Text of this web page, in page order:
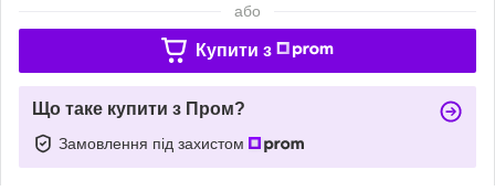
або
Купити з
Що таке купити з Пром?
Замовлення під захистом